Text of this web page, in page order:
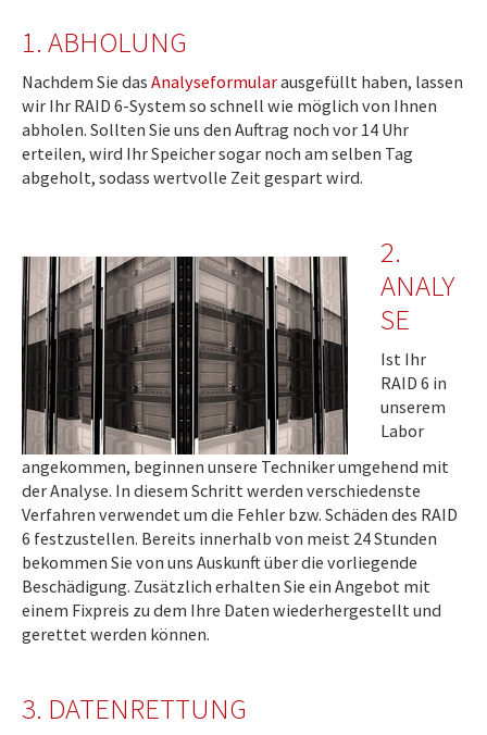
1. ABHOLUNG
Nachdem Sie das Analyseformularausgefüllt haben, lassen
wir Ihr RAID 6-System so schnell wie möglich von Ihnen
abholen. Sollten Sie uns den Auftrag noch vor 14 Uhr
erteilen, wird Ihr Speicher sogar noch am selben Tag
abgeholt, sodass wertvolle Zeit gespart wird.
2.
ANALY
SE
Ist Ihr
RAID 6 in
unserem
Labor
angekommen, beginnen unsere Techniker umgehend mit
der Analyse. In diesem Schritt werden verschiedenste
Verfahren verwendet um die Fehler bzw. Schäden des RAID
6 festzustellen. Bereits innerhalb von meist 24 Stunden
bekommen Sie von uns Auskunft über die vorliegende
Beschädigung. Zusätzlich erhalten Sie ein Angebot mit
einem Fixpreis zu dem Ihre Daten wiederhergestellt und
gerettet werden können.
3. DATENRETTUNG